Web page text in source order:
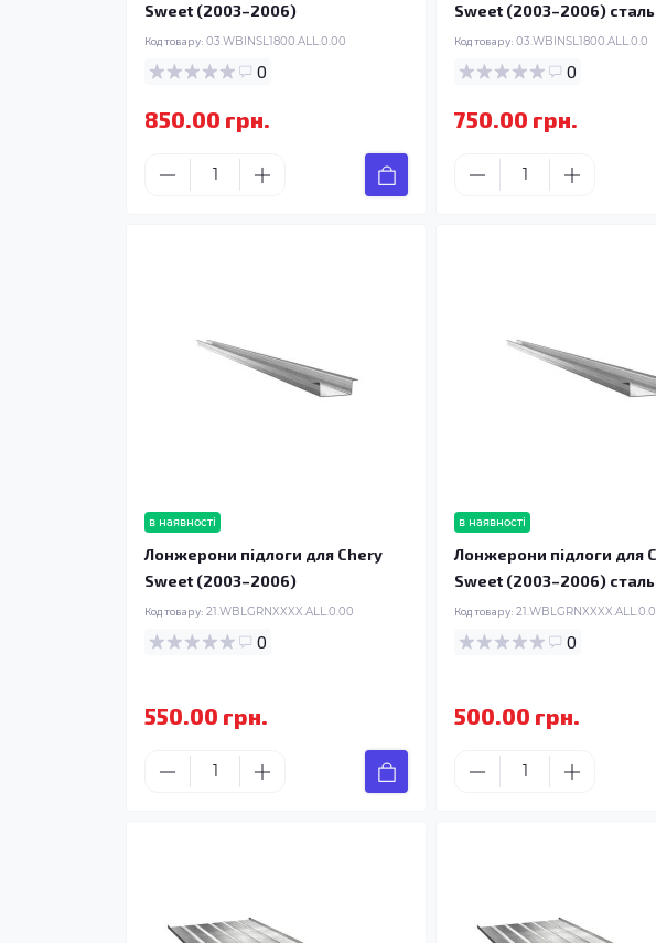
Sweet (2003–2006)
Код товару: 03.WBINSL1800.ALL.0.00
0
850.00 грн.
Sweet (2003–2006) сталь
Код товару: 03.WBINSL1800.ALL.0.0
0
750.00 грн.
в наявності
Лонжерони підлоги для Chery
Sweet (2003–2006)
Код товару: 21.WBLGRNXXXX.ALL.0.00
0
550.00 грн.
в наявності
Лонжерони підлоги для
Sweet (2003–2006) сталь
Код товару: 21.WBLGRNXXXX.ALL.0.0
0
500.00 грн.